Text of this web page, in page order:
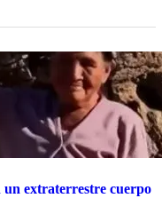
un extraterrestre cuerpo